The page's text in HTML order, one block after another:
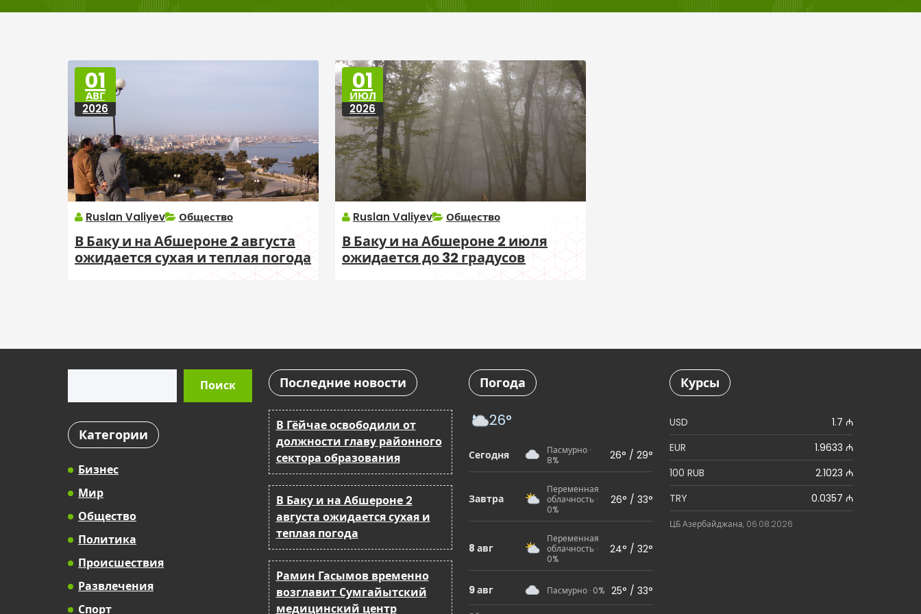
01
АВГ
2026
Ruslan Valiyev Общество
В Баку и на Абшероне 2 августа
ожидается сухая и теплая погода
01
ИЮЛ
2026
Ruslan Valiyev Общество
В Баку и на Абшероне 2 июля
ожидается до 32 градусов
Поиск
Категории
Бизнес
Мир
Общество
Политика
Происшествия
Развлечения
Спорт
Последние новости
В Гёйчае освободили от
должности главу районного
сектора образования
В Баку и на Абшероне 2
августа ожидается сухая и
теплая погода
Рамин Гасымов временно
возглавит Сумгайытский
медицинский центр
Погода
26°
Сегодня
Пасмурно ·
8%
26° / 29°
Завтра
Переменная
облачность ·
0%
26° / 33°
8 авг
Переменная
облачность ·
0%
24° / 32°
9 авг Пасмурно · 0% 25° / 33°
Курсы
USD
1.7 ₼
EUR
1.9633 ₼
100 RUB
2.1023 ₼
TRY
0.0357 ₼
ЦБ Азербайджана, 06.08.2026